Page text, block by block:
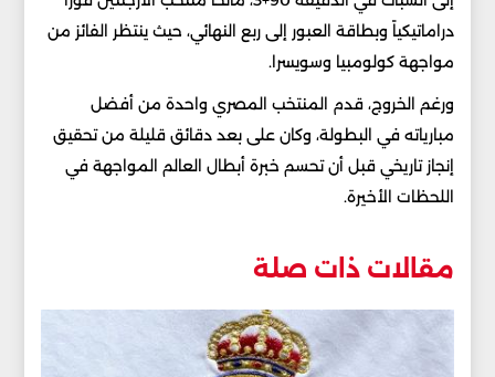
دراماتيكياً وبطاقة العبور إلى ربع النهائي، حيث ينتظر الفائز من
مواجهة كولومبيا وسويسرا.
ورغم الخروج، قدم المنتخب المصري واحدة من أفضل
مبارياته في البطولة، وكان على بعد دقائق قليلة من تحقيق
إنجاز تاريخي قبل أن تحسم خبرة أبطال العالم المواجهة في
اللحظات الأخيرة.
مقالات ذات صلة